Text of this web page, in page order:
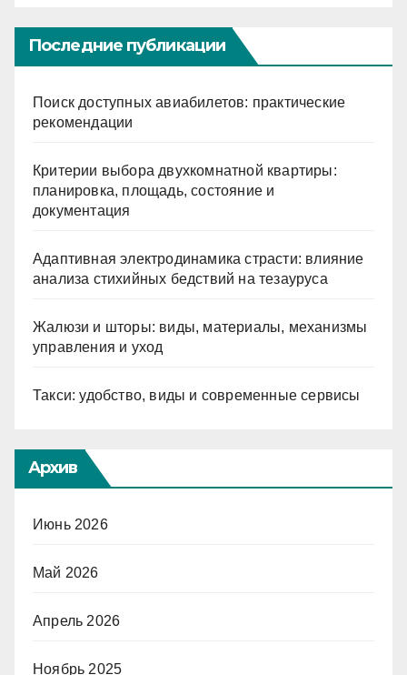
Последние публикации
Поиск доступных авиабилетов: практические
рекомендации
Критерии выбора двухкомнатной квартиры:
планировка, площадь, состояние и
документация
Адаптивная электродинамика страсти: влияние
анализа стихийных бедствий на тезауруса
Жалюзи и шторы: виды, материалы, механизмы
управления и уход
Такси: удобство, виды и современные сервисы
Архив
Июнь 2026
Май 2026
Апрель 2026
Ноябрь 2025